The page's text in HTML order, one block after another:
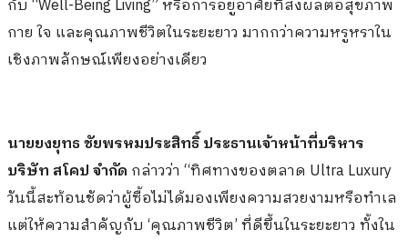
กับ “Well-Being Living” หรือการอยู่อาศัยที่ส่งผลต่อสุขภาพ
กาย ใจ และคุณภาพชีวิตในระยะยาว มากกว่าความหรูหราใน
เชิงภาพลักษณ์เพียงอย่างเดียว
นายยงยุทธ ชัยพรหมประสิทธิ์ ประธานเจ้าหน้าที่บริหาร
บริษัท สโคป จำกัด กล่าวว่า “ทิศทางของตลาด Ultra Luxury
วันนี้สะท้อนชัดว่าผู้ซื้อไม่ได้มองเพียงความสวยงามหรือทำเล
แต่ให้ความสำคัญกับ ‘คุณภาพชีวิต’ ที่ดีขึ้นในระยะยาว ทั้งใน